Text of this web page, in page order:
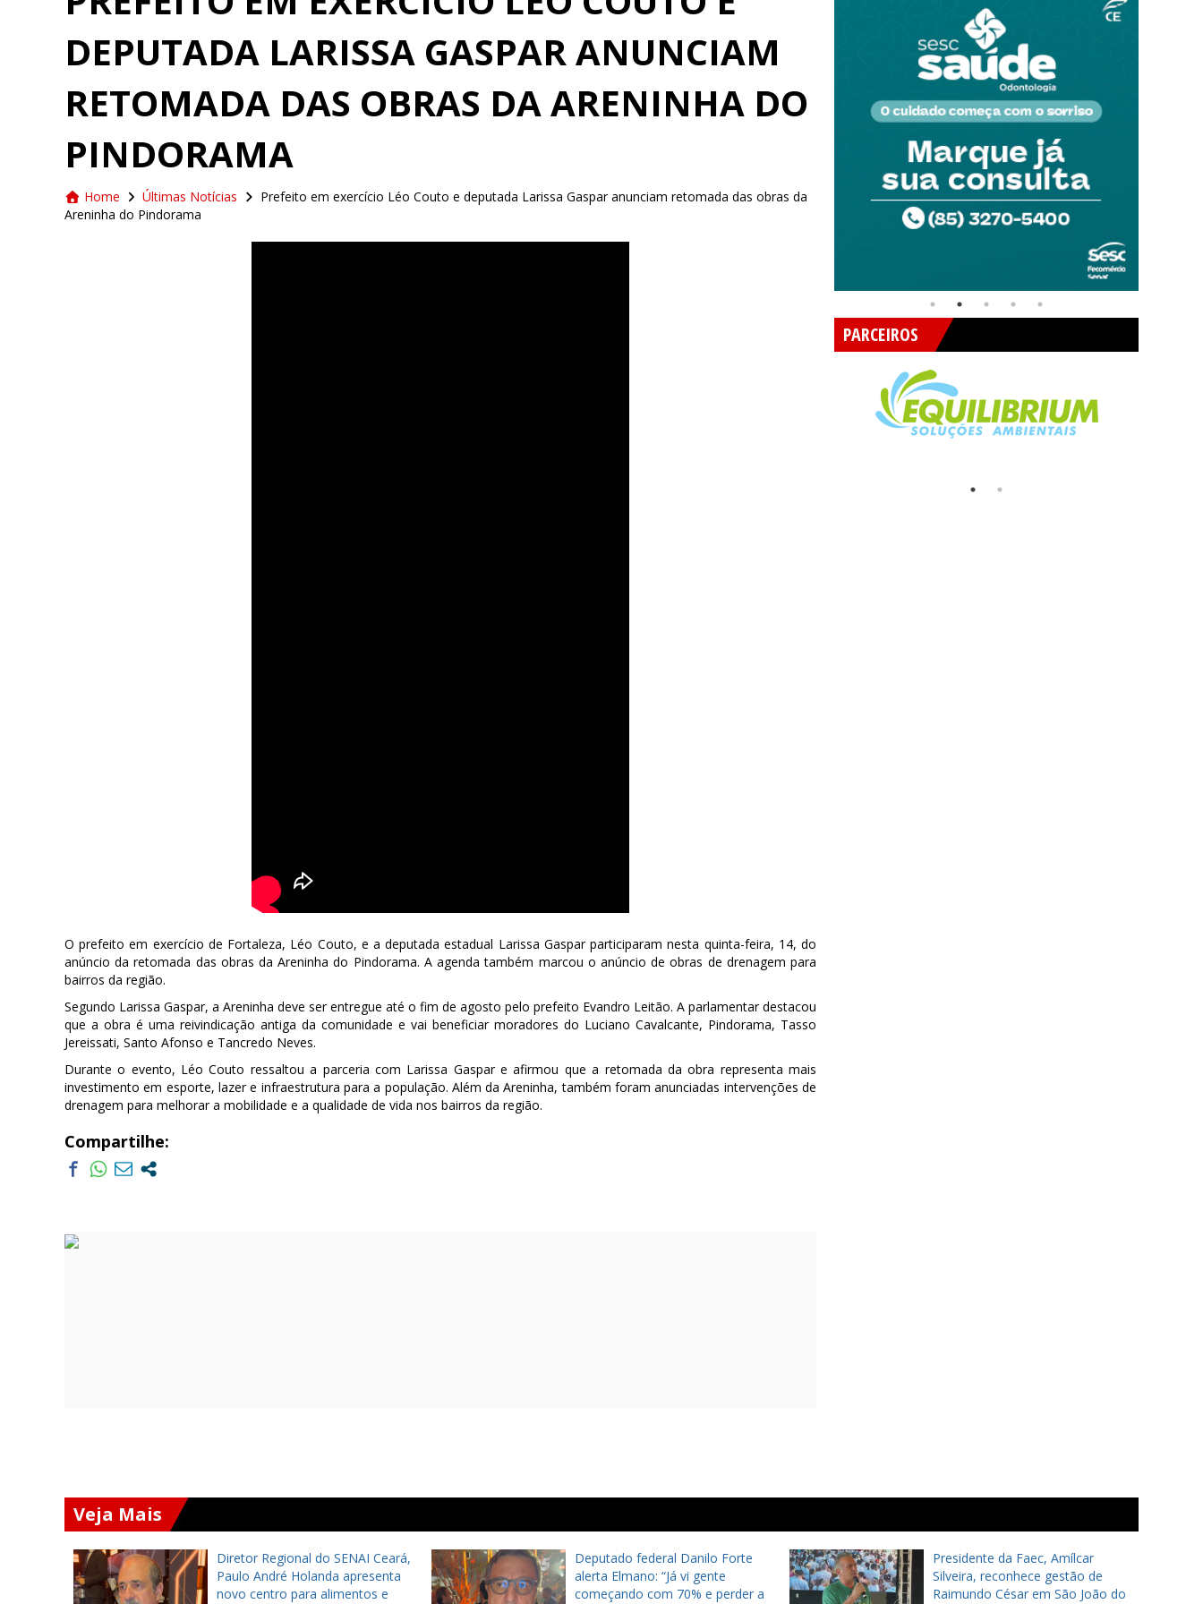
DEPUTADA LARISSA GASPAR ANUNCIAM
RETOMADA DAS OBRAS DA ARENINHA DO
PINDORAMA
Home Últimas Notícias
Prefeito em exercício Léo Couto e deputada Larissa Gaspar anunciam retomada das obras da
Areninha do Pindorama
O prefeito em exercício de Fortaleza, Léo Couto, e a deputada estadual Larissa Gaspar participaram nesta quinta-feira, 14, do
anúncio da retomada das obras da Areninha do Pindorama. A agenda também marcou o anúncio de obras de drenagem para
bairros da região.
Segundo Larissa Gaspar, a Areninha deve ser entregue até o fim de agosto pelo prefeito Evandro Leitão. A parlamentar destacou
que a obra é uma reivindicação antiga da comunidade e vai beneficiar moradores do Luciano Cavalcante, Pindorama, Tasso
Jereissati, Santo Afonso e Tancredo Neves.
Durante o evento, Léo Couto ressaltou a parceria com Larissa Gaspar e afirmou que a retomada da obra representa mais
investimento em esporte, lazer e infraestrutura para a população. Além da Areninha, também foram anunciadas intervenções de
drenagem para melhorar a mobilidade e a qualidade de vida nos bairros da região.
Compartilhe:
PARCEIROS
Veja Mais
Diretor Regional do SENAI Ceará,
Paulo André Holanda apresenta
novo centro para alimentos e
Deputado federal Danilo Forte
alerta Elmano: “Já vi gente
começando com 70% e perder a
Presidente da Faec, Amílcar
Silveira, reconhece gestão de
Raimundo César em São João do